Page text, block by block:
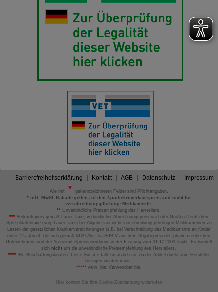
Barrierefreiheitserklärung Kontakt AGB Datenschutz Impressum
Alle mit
gekennzeichneten Felder sind Pflichtangaben.
*inkl. MwSt. Rabatte gelten auf den Apothekenverkaufspreis und nicht für
verschreibungspflichtige Medikamente.
** Unverbindliche Preisempfehlung des Herstellers.
*** Verkaufspreis gemäß Lauer-Taxe; verbindlicher Abrechnungspreis nach der Großen Deutschen
Spezialitätentaxe (sog. Lauer-Taxe) bei Abgabe von nicht verschreibungspflichtigen Medikamenten zu
Lasten der gesetzlichen Krankenversicherungen (z.B. bei Verschreibung des Medikaments an Kinder
unter 12 Jahren), die sich gemäß §129 Abs. 5a SGB V aus dem Abgabepreis des pharmazeutischen
Unternehmens und der Arzneimittelpreisverordnung in der Fassung zum 31.12.2003 ergibt. Es handelt
sich nicht um die unverbindliche Preisempfehlung des Herstellers.
****BK: Beschaffungskosten. Diese Summe fällt zusätzlich an, da der Artikel direkt vom Hersteller
bezogen werden muss.
*****verw. bis: Verwendbar bis.
Hier können Sie Ihre Cookie-Zustimmung widerrufen